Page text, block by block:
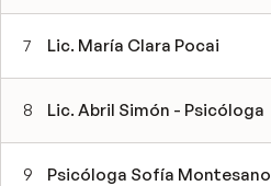
7 Lic. María Clara Pocai
8 Lic. Abril Simón - Psicóloga
9 Psicóloga Sofía Montesano